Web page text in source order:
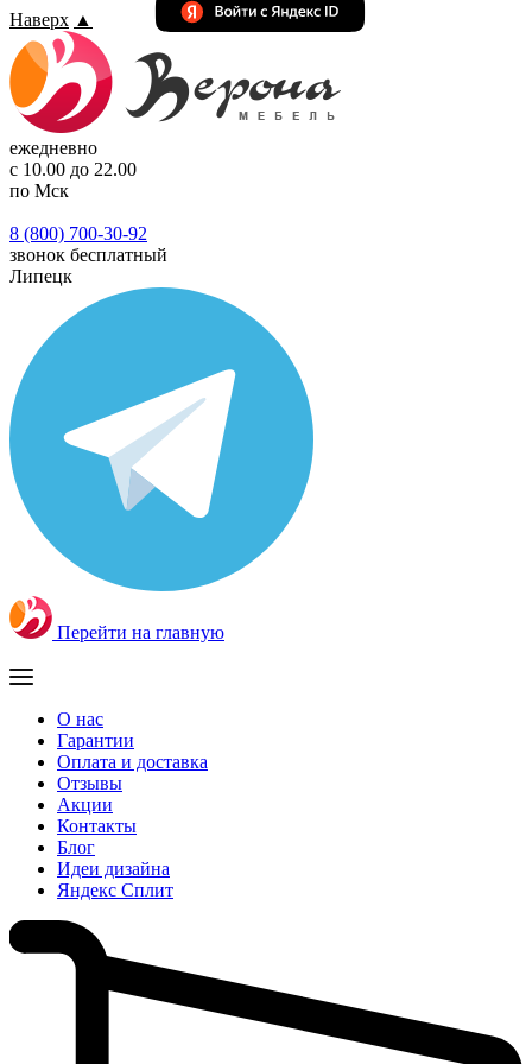
Наверх ▲
ежедневно
с 10.00 до 22.00
по Мск
8 (800) 700-30-92
звонок бесплатный
Липецк
Перейти на главную
О нас
Гарантии
Оплата и доставка
Отзывы
Акции
Контакты
Блог
Идеи дизайна
Яндекс Сплит